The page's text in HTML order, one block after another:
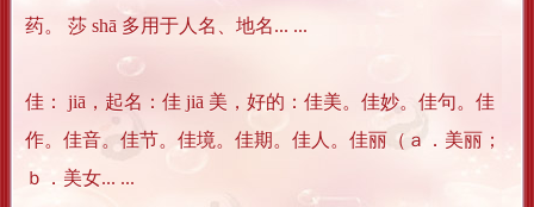
药。 莎 shā 多用于人名、地名... ...
佳： jiā，起名：佳 jiā 美，好的：佳美。佳妙。佳句。佳
作。佳音。佳节。佳境。佳期。佳人。佳丽（ａ．美丽；
ｂ．美女... ...